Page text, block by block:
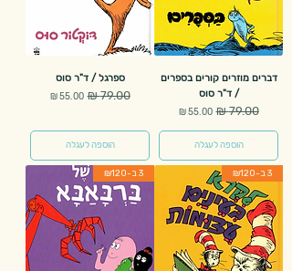
דברים מוזרים קורים בספרים
/ ד"ר סוס
מחיר רגיל‏79.00 ‏₪ מחיר מבצע‏55.00 ‏₪
הוספה לעגלה
ספרגל / ד"ר סוס
מחיר רגיל‏79.00 ‏₪ מחיר מבצע‏55.00 ‏₪
הוספה לעגלה
3 ב-₪120 3 ב-₪120